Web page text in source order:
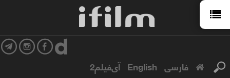
فارسی English آی‌فیلم2